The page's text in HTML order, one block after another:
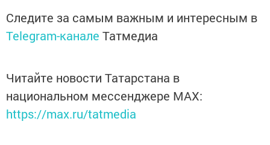
Следите за самым важным и интересным в
Telegram-канале Татмедиа
Читайте новости Татарстана в
национальном мессенджере MАХ:
https://max.ru/tatmedia